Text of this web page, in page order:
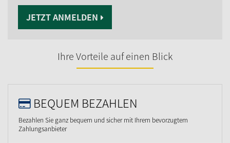
JETZT ANMELDEN
Ihre Vorteile auf einen Blick
BEQUEM BEZAHLEN
Bezahlen Sie ganz bequem und sicher mit Ihrem bevorzugtem
Zahlungsanbieter